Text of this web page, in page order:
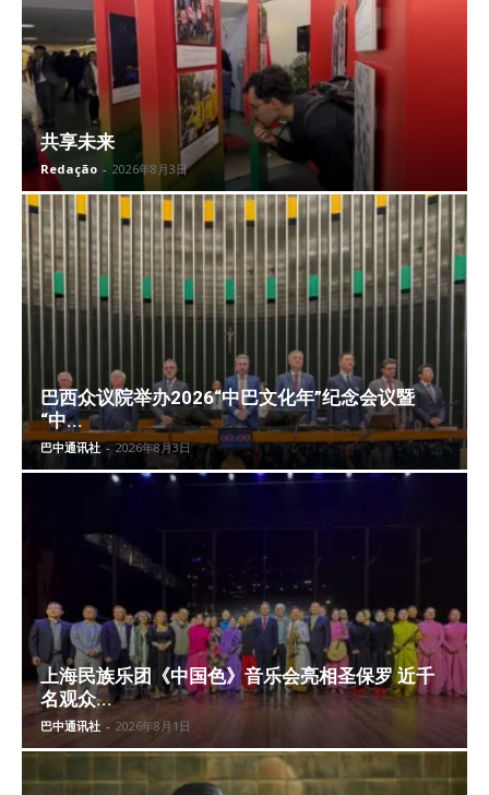
共享未来
Redação - 2026年8月3日
巴西众议院举办2026“中巴文化年”纪念会议暨
“中...
巴中通讯社 - 2026年8月3日
上海民族乐团《中国色》音乐会亮相圣保罗 近千
名观众...
巴中通讯社 - 2026年8月1日